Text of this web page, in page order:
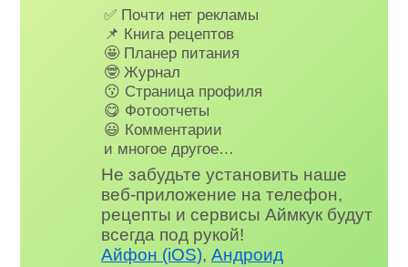
✅ Почти нет рекламы
📌 Книга рецептов
🤩 Планер питания
🤓 Журнал
😗 Страница профиля
😋 Фотоотчеты
😃 Комментарии
и многое другое…
Не забудьте установить наше
веб-приложение на телефон,
рецепты и сервисы Аймкук будут
всегда под рукой!
Айфон (iOS),Андроид